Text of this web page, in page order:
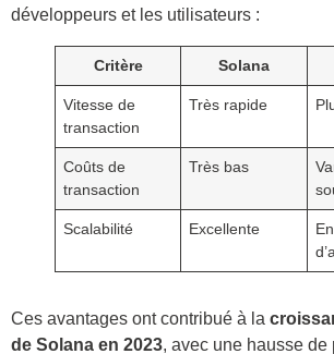
développeurs et les utilisateurs :
Critère Solana
Vitesse de
transaction
Très rapide
Coûts de
transaction
Très bas
Scalabilité Excellente
Ces avantages ont contribué à la
de Solana en 2023, avec une hausse